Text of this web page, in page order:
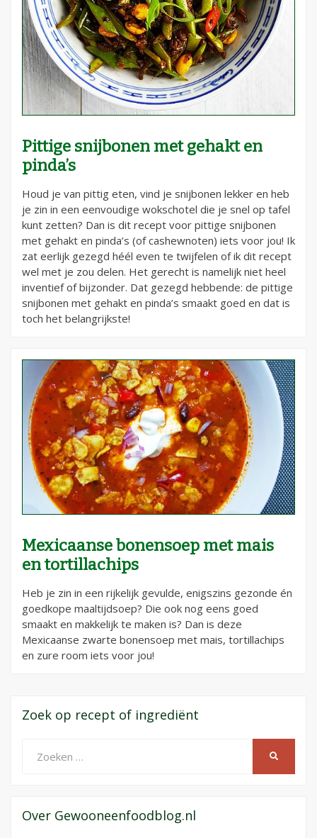
Pittige snijbonen met gehakt en
pinda’s
Houd je van pittig eten, vind je snijbonen lekker en heb
je zin in een eenvoudige wokschotel die je snel op tafel
kunt zetten? Dan is dit recept voor pittige snijbonen
met gehakt en pinda’s (of cashewnoten) iets voor jou! Ik
zat eerlijk gezegd héél even te twijfelen of ik dit recept
wel met je zou delen. Het gerecht is namelijk niet heel
inventief of bijzonder. Dat gezegd hebbende: de pittige
snijbonen met gehakt en pinda’s smaakt goed en dat is
toch het belangrijkste!
Mexicaanse bonensoep met mais
en tortillachips
Heb je zin in een rijkelijk gevulde, enigszins gezonde én
goedkope maaltijdsoep? Die ook nog eens goed
smaakt en makkelijk te maken is? Dan is deze
Mexicaanse zwarte bonensoep met mais, tortillachips
en zure room iets voor jou!
Zoek op recept of ingrediënt
naar:
Over Gewooneenfoodblog.nl